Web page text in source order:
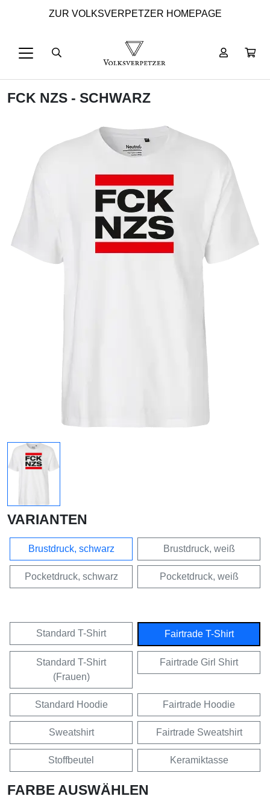
ZUR VOLKSVERPETZER HOMEPAGE
FCK NZS - SCHWARZ
VARIANTEN
Brustdruck, schwarz Brustdruck, weiß
Pocketdruck, schwarz Pocketdruck, weiß
Standard T-Shirt Fairtrade T-Shirt
Standard T-Shirt
(Frauen)
Fairtrade Girl Shirt
Standard Hoodie Fairtrade Hoodie
Sweatshirt Fairtrade Sweatshirt
Stoffbeutel Keramiktasse
FARBE AUSWÄHLEN